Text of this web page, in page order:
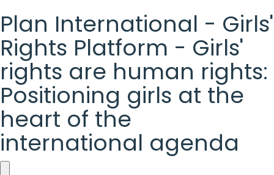
Plan International - Girls'
Rights Platform - Girls'
rights are human rights:
Positioning girls at the
heart of the
international agenda